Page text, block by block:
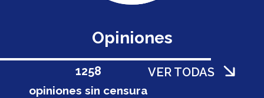
Opiniones
opiniones sin censura
1258 VER TODAS